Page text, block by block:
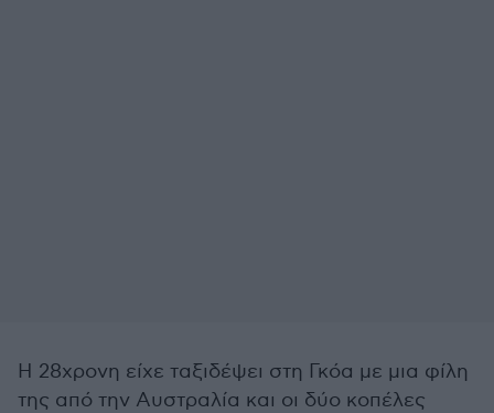
Η 28χρονη είχε ταξιδέψει στη Γκόα με μια φίλη
της από την Αυστραλία και οι δύο κοπέλες